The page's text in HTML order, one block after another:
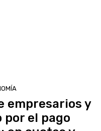
empresarios y
el pago